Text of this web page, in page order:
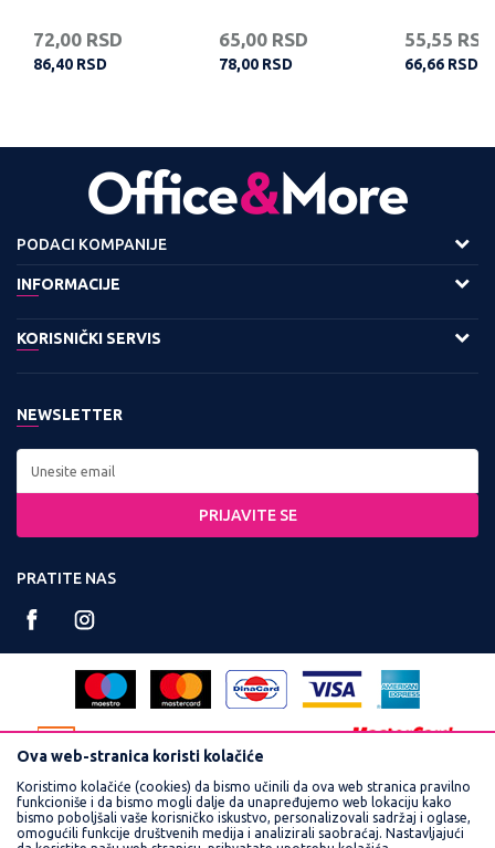
72,00 RSD
86,40 RSD
65,00 RSD
78,00 RSD
55,55 RSD
66,66 RSD
PODACI KOMPANIJE
Adresa :
11158 Beograd
Tel: 0800 220022, 011 3460600
Radno vreme:
Ponedeljak - Petak od
160-359251-90
PIB:
102748300
Matični broj:
17462989
INFORMACIJE
O nama
Zaposlenje
Najčešća pitanja
KORISNIČKI SERVIS
Politika privatnosti
Kako kupiti
Isporuka
Povraćaj sredstava
Zamena veličine i zamena artikla za drugi
NEWSLETTER
PRIJAVITE SE
PRATITE NAS
Ova web-stranica koristi kolačiće
Koristimo kolačiće (cookies) da bismo učinili da ova web stranica pravilno
funkcioniše i da bismo mogli dalje da unapređujemo web lokaciju kako
bismo poboljšali vaše korisničko iskustvo, personalizovali sadržaj i oglase,
omogućili funkcije društvenih medija i analizirali saobraćaj. Nastavljajući